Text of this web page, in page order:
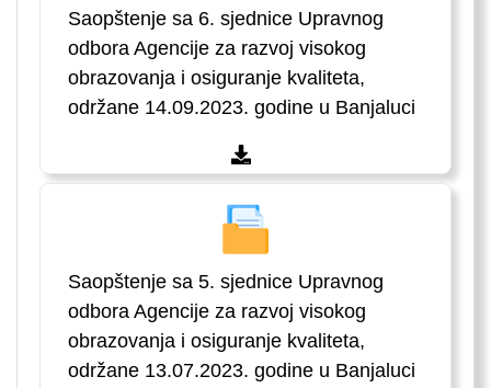
Saopštenje sa 6. sjednice Upravnog
odbora Agencije za razvoj visokog
obrazovanja i osiguranje kvaliteta,
održane 14.09.2023. godine u Banjaluci
Saopštenje sa 5. sjednice Upravnog
odbora Agencije za razvoj visokog
obrazovanja i osiguranje kvaliteta,
održane 13.07.2023. godine u Banjaluci